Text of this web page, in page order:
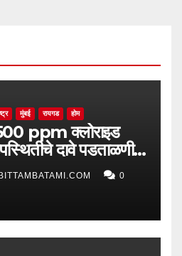
मुंबई रायगड होम
ppm क्लोराइड
दावे पडताळणीत
BITTAMBATAMI.COM 0